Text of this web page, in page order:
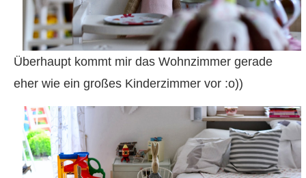
Überhaupt kommt mir das Wohnzimmer gerade
eher wie ein großes Kinderzimmer vor :o))